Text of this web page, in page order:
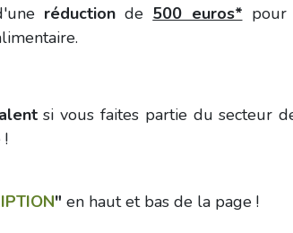
une réduction de 500 euros*
si vous faites partie du secteur
!
" en haut et bas de la page !